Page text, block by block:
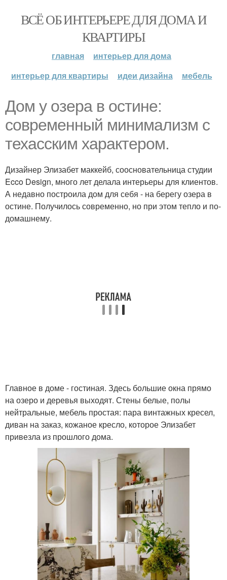
ВСЁ ОБ ИНТЕРЬЕРЕ ДЛЯ ДОМА И
КВАРТИРЫ
главная
интерьер для дома
интерьер для квартиры
идеи дизайна мебель
Дом у озера в остине:
современный минимализм с
техасским характером.
Дизайнер Элизабет маккейб, соосновательница студии
Ecco Design, много лет делала интерьеры для клиентов.
А недавно построила дом для себя - на берегу озера в
остине. Получилось современно, но при этом тепло и по-
домашнему.
Главное в доме - гостиная. Здесь большие окна прямо
на озеро и деревья выходят. Стены белые, полы
нейтральные, мебель простая: пара винтажных кресел,
диван на заказ, кожаное кресло, которое Элизабет
привезла из прошлого дома.